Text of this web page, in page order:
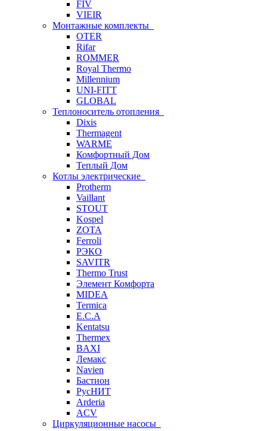
FIV
VIEIR
Монтажные комплекты
OTER
Rifar
ROMMER
Royal Thermo
Millennium
UNI-FITT
GLOBAL
Теплоноситель отопления
Dixis
Thermagent
WARME
Комфортный Дом
Теплый Дом
Котлы электрические
Protherm
Vaillant
STOUT
Kospel
ZOTA
Ferroli
РЭКО
SAVITR
Thermo Trust
Элемент Комфорта
MIDEA
Termica
E.C.A
Kentatsu
Thermex
BAXI
Лемакс
Navien
Бастион
РусНИТ
Arderia
ACV
Циркуляционные насосы